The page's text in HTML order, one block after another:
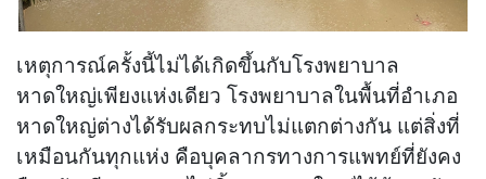
เหตุการณ์ครั้งนี้ไม่ได้เกิดขึ้นกับโรงพยาบาล
หาดใหญ่เพียงแห่งเดียว โรงพยาบาลในพื้นที่อำเภอ
หาดใหญ่ต่างได้รับผลกระทบไม่แตกต่างกัน แต่สิ่งที่
เหมือนกันทุกแห่ง คือบุคลากรทางการแพทย์ที่ยังคง